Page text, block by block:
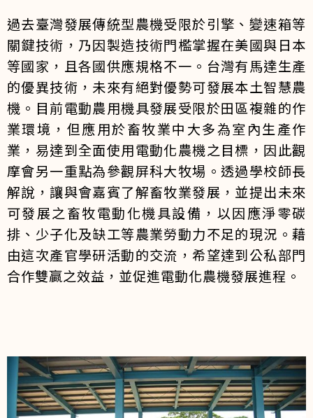
過去臺灣發展傳統型農機受限於引擎、變速箱等
關鍵技術，乃因製造技術門檻掌握在美國與日本
等國家，且各國供應規格不一。台灣有馬達生產
的優異技術，未來有絕對優勢可發展本土智慧農
機。目前電動農用機具發展受限於田區複雜的作
業環境，但應用於畜牧業中大多為室內生產作
業，易達到全面使用電動化農機之目標，因此觀
摩會另一重點為參觀屏科大牧場。透過學校師長
解說，讓與會嘉賓了解畜牧業發展，並提出未來
可發展之畜牧電動化機具設備，以因應淨零碳
排、少子化及缺工等農業勞動力不足的現況。藉
由這次產官學研活動的交流，希望達到公私部門
合作雙贏之效益，並促進電動化農機發展進程。